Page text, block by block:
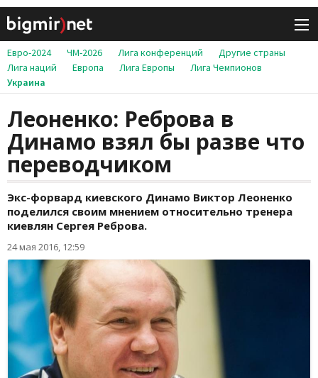
Евро-2024 ЧМ-2026 Лига конференций
Другие страны
Лига наций
Европа Лига Европы
Лига Чемпионов
Украина
Леоненко: Реброва в
Динамо взял бы разве что
переводчиком
Экс-форвард киевского Динамо Виктор Леоненко
поделился своим мнением относительно тренера
киевлян Сергея Реброва.
24 мая 2016, 12:59